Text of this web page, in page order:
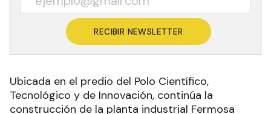
RECIBIR NEWSLETTER
Ubicada en el predio del Polo Científico,
Tecnológico y de Innovación, continúa la
construcción de la planta industrial Fermosa